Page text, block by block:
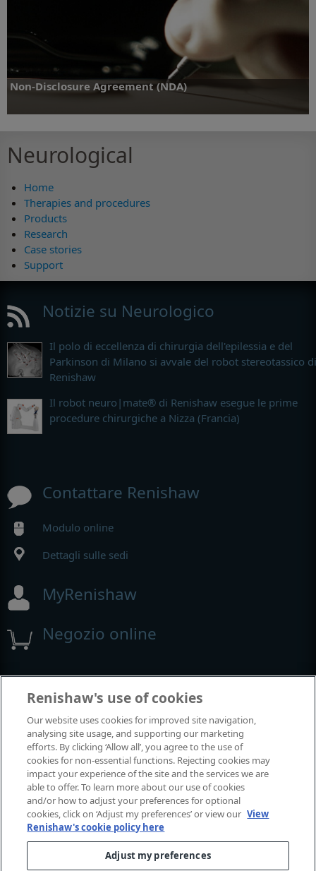
Non-Disclosure Agreement (NDA)
Neurological
Home
Therapies and procedures
Products
Research
Case stories
Support
Notizie su Neurologico
Il polo di eccellenza di chirurgia dell'epilessia e del
Parkinson di Milano si avvale del robot stereotassico di
Renishaw
Il robot neuro|mate® di Renishaw esegue le prime
procedure chirurgiche a Nizza (Francia)
Contattare Renishaw
Modulo online
Dettagli sulle sedi
MyRenishaw
Negozio online
Fiere e conferenze
Renishaw partecipa a questi eventi
Renishaw's use of cookies
Our website uses cookies for improved site navigation,
analysing site usage, and supporting our marketing
efforts. By clicking ‘Allow all’, you agree to the use of
cookies for non-essential functions. Rejecting cookies may
impact your experience of the site and the services we are
able to offer. To learn more about our use of cookies
and/or how to adjust your preferences for optional
cookies, click on ‘Adjust my preferences’ or view our View
Renishaw's cookie policy here
Adjust my preferences